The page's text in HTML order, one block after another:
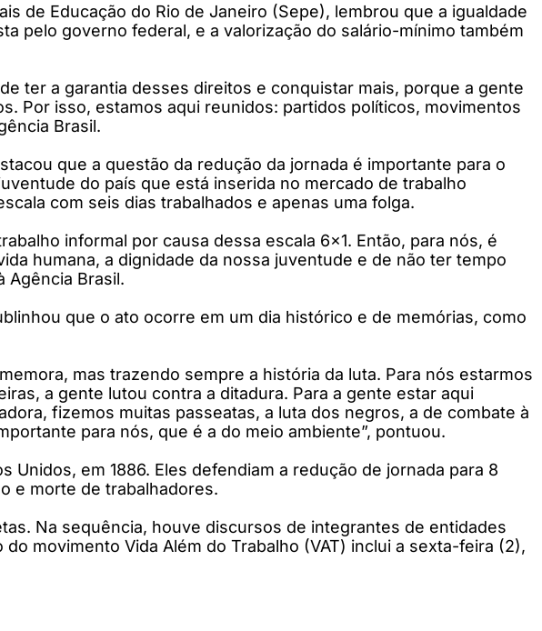
de Educação do Rio de Janeiro (Sepe), lembrou que a igualdade
pelo governo federal, e a valorização do salário-mínimo também
ter a garantia desses direitos e conquistar mais, porque a gente
Por isso, estamos aqui reunidos: partidos políticos, movimentos
Brasil.
que a questão da redução da jornada é importante para o
do país que está inserida no mercado de trabalho
com seis dias trabalhados e apenas uma folga.
informal por causa dessa escala 6x1. Então, para nós, é
humana, a dignidade da nossa juventude e de não ter tempo
Agência Brasil.
que o ato ocorre em um dia histórico e de memórias, como
mas trazendo sempre a história da luta. Para nós estarmos
a gente lutou contra a ditadura. Para a gente estar aqui
fizemos muitas passeatas, a luta dos negros, a de combate à
para nós, que é a do meio ambiente”, pontuou.
Unidos, em 1886. Eles defendiam a redução de jornada para 8
e morte de trabalhadores.
Na sequência, houve discursos de integrantes de entidades
movimento Vida Além do Trabalho (VAT) inclui a sexta-feira (2),